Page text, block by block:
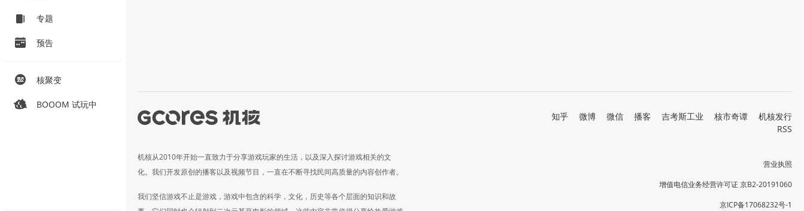
专题
预告
核聚变
BOOOM 试玩中
机核从2010年开始一直致力于分享游戏玩家的生活，以及深入探讨游戏相关的文
化。我们开发原创的播客以及视频节目，一直在不断寻找民间高质量的内容创作者。
我们坚信游戏不止是游戏，游戏中包含的科学，文化，历史等各个层面的知识和故
知乎 微博 微信 播客 吉考斯工业 核市奇谭
机核发行
RSS
营业执照
增值电信业务经营许可证 京B2-20191060
京ICP备17068232号-1